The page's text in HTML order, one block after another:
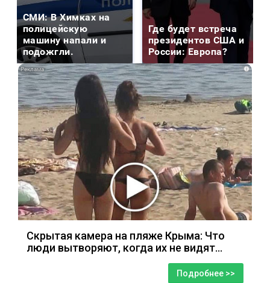
СМИ: В Химках на
полицейскую
машину напали и
подожгли.
Где будет встреча
президентов США и
России: Европа?
i
Скрытая камера на пляже Крыма: Что
люди вытворяют, когда их не видят...
Подробнее >>